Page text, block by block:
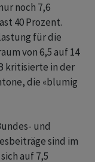
noch 7,6
40 Prozent.
für die
von 6,5 auf 14
kritisierte in der
die «blumig
und
sind im
auf 7,5